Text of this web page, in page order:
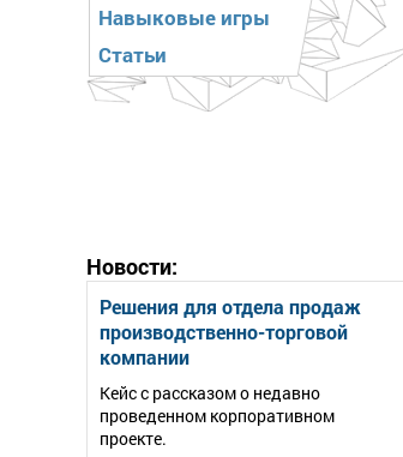
Навыковые игры
Статьи
Новости:
Решения для отдела продаж
производственно-торговой
компании
Кейс с рассказом о недавно
проведенном корпоративном
проекте.